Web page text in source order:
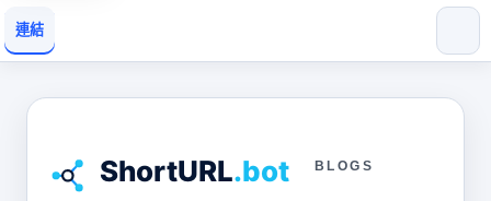
連結
BLOGS